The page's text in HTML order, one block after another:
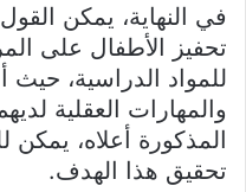
في النهاية، يمكن
تحفيز الأطفال على
للمواد الدراسية، حيث
والمهارات العقلية
المذكورة أعلاه، يمكن
تحقيق هذا الهدف.